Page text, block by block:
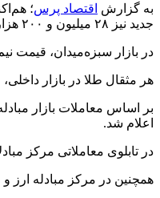
به گزارش اقتصاد پرس
جدید نیز ۲۸ میلیون و ۲۰۰ هزار تومان است.
در بازار سبزه‌میدان، قیمت نیم‌سکه بهار آزادی ۱۵ میلیون و ۲۰۰ هزار تومان، ربع سکه بهار آزادی ۱۰ میلیون و ۲۰۰ هزار
هر مثقال طلا در بازار داخلی، ۱۰ میلیون و ۲۵۶ هزار تومان ارزش‌گذاری شده است؛ ضمن اینکه قیمت هر انس طلا در بازارهای جهانی ۱۹۴۴ دلار است.
اعلام شد.
در تابلوی معاملاتی مرکز مبادلات ارزی در روز
همچنین در مرکز مبادله ارز و طلا، نرخ اسکناس درهم نیز ۱۱ هزار و ۲۴۱